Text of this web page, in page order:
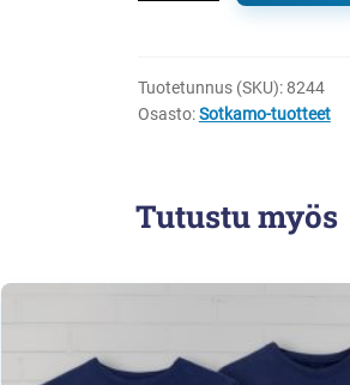
Tuotetunnus (SKU): 8244
Osasto:Sotkamo-tuotteet
Tutustu myös
Tällä
useampi